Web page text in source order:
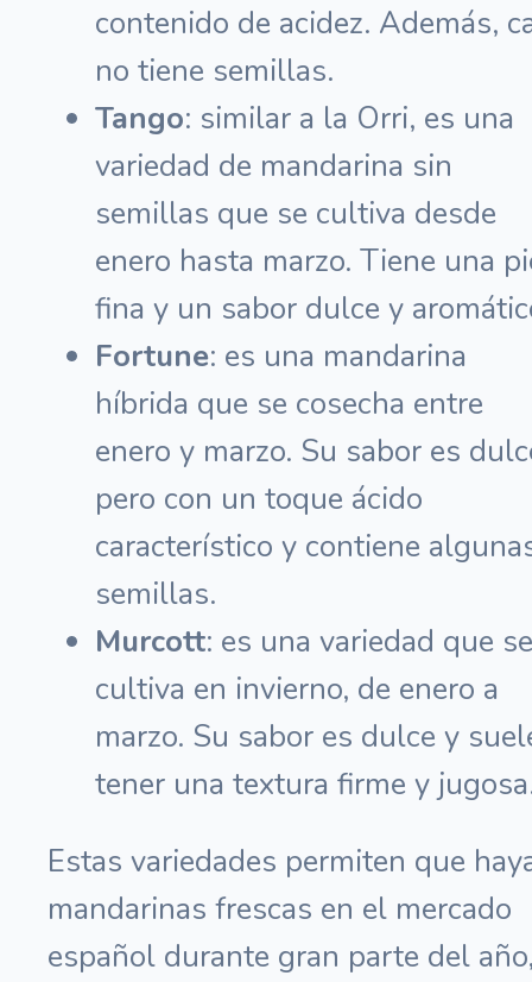
contenido de acidez. Además,
no tiene semillas.
Tango: similar a la Orri, es una
variedad de mandarina sin
semillas que se cultiva desde
enero hasta marzo. Tiene una
fina y un sabor dulce y
Fortune: es una mandarina
híbrida que se cosecha entre
enero y marzo. Su sabor es
pero con un toque ácido
característico y contiene
semillas.
Murcott: es una variedad que se
cultiva en invierno, de enero a
marzo. Su sabor es dulce y
tener una textura firme y
Estas variedades permiten que
mandarinas frescas en el mercado
español durante gran parte del